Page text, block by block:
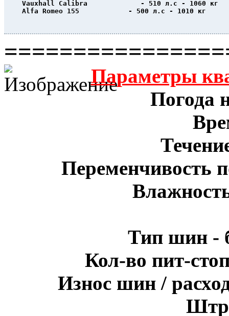
Vauxhall Calibra             - 510 л.с - 1060 кг
Alfa Romeo 155            - 500 л.с - 1010 кг
Параметры
Погода
Переменчивость
Тип шин -
Кол-во пит-
Износ шин /